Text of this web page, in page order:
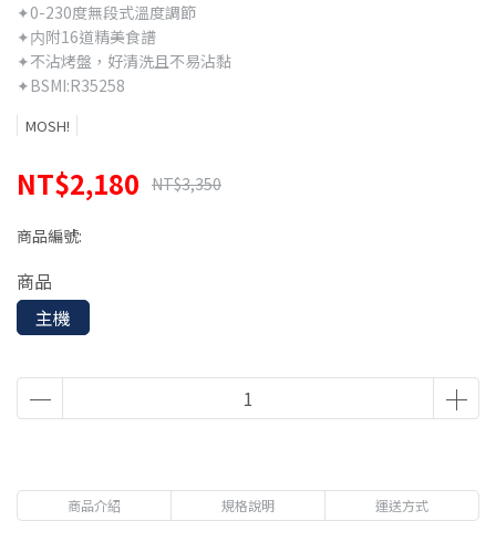
✦0-230度無段式溫度調節
✦内附16道精美食譜
✦不沾烤盤，好清洗且不易沾黏
✦BSMI:R35258
MOSH!
NT$2,180 NT$3,350
商品編號:
商品
主機
商品介紹 規格說明 運送方式